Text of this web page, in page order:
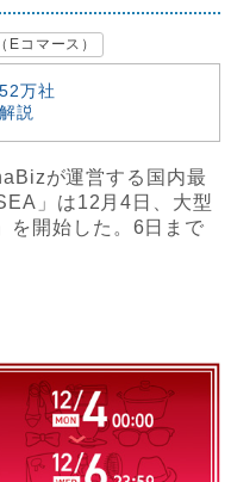
Eコマース）
万社
説
が運営する国内最
」は12月4日、大型
を開始した。6日まで